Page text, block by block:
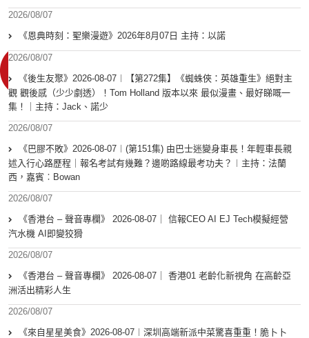
2026/08/07
《恩典時刻：聖樂漫遊》2026年8月07日 主持：以諾
2026/08/07
《後生友聚》2026-08-07︱【第272集】《蜘蛛俠：英雄重生》絕對主
觀 觀後感（少少劇透）！Tom Holland 版本以來 最似漫畫、最好睇嘅一
集！｜主持：Jack、諾少
2026/08/07
《巴膠不敗》2026-08-07︱(第151集) 由巴士迷變身車長！年輕車長親
述入行心路歷程｜報名考試有幾難？邊啲路線最考功夫？︱主持：法蘭
西，嘉賓︰Bowan
2026/08/07
《香港台 – 聲音專欄》 2026-08-07｜ 信報CEO AI EJ Tech模擬經營
汽水機 AI即變狡猾
2026/08/07
《香港台 – 聲音專欄》 2026-08-07｜ 香港01 老齡化新視角 在高齡亞
洲活出精彩人生
2026/08/07
《來自星星美食》2026-08-07︱深圳高端新派中菜驚喜重重！脆卜卜